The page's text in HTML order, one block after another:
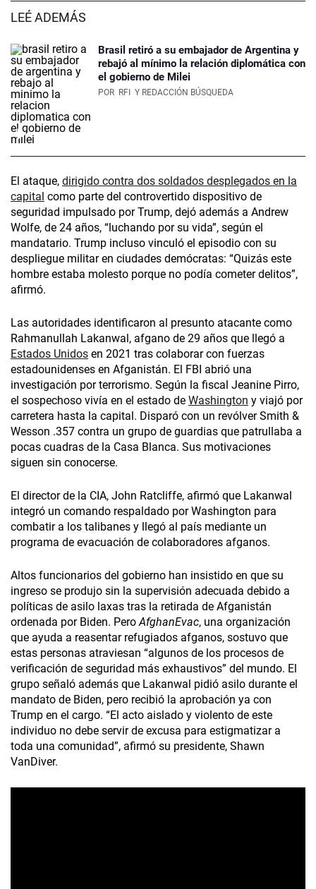
LEÉ ADEMÁS
Brasil retiró a su embajador de Argentina y
rebajó al mínimo la relación diplomática con
el gobierno de Milei
POR RFI Y REDACCIÓN BÚSQUEDA
El ataque, dirigido contra dos soldados desplegados en la
capital como parte del controvertido dispositivo de
seguridad impulsado por Trump, dejó además a Andrew
Wolfe, de 24 años, “luchando por su vida”, según el
mandatario. Trump incluso vinculó el episodio con su
despliegue militar en ciudades demócratas: “Quizás este
hombre estaba molesto porque no podía cometer delitos”,
afirmó.
Las autoridades identificaron al presunto atacante como
Rahmanullah Lakanwal, afgano de 29 años que llegó a
Estados Unidos en 2021 tras colaborar con fuerzas
estadounidenses en Afganistán. El FBI abrió una
investigación por terrorismo. Según la fiscal Jeanine Pirro,
el sospechoso vivía en el estado de Washington y viajó por
carretera hasta la capital. Disparó con un revólver Smith &
Wesson .357 contra un grupo de guardias que patrullaba a
pocas cuadras de la Casa Blanca. Sus motivaciones
siguen sin conocerse.
El director de la CIA, John Ratcliffe, afirmó que Lakanwal
integró un comando respaldado por Washington para
combatir a los talibanes y llegó al país mediante un
programa de evacuación de colaboradores afganos.
Altos funcionarios del gobierno han insistido en que su
ingreso se produjo sin la supervisión adecuada debido a
políticas de asilo laxas tras la retirada de Afganistán
ordenada por Biden. PeroAfghanEvac, una organización
que ayuda a reasentar refugiados afganos, sostuvo que
estas personas atraviesan “algunos de los procesos de
verificación de seguridad más exhaustivos” del mundo. El
grupo señaló además que Lakanwal pidió asilo durante el
mandato de Biden, pero recibió la aprobación ya con
Trump en el cargo. “El acto aislado y violento de este
individuo no debe servir de excusa para estigmatizar a
toda una comunidad”, afirmó su presidente, Shawn
VanDiver.